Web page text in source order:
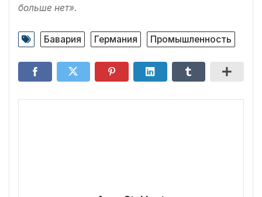
больше нет».
Бавария Германия Промышленность